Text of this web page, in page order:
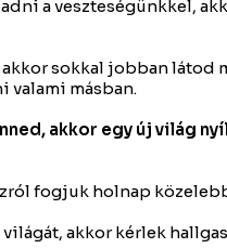
a veszteségünkkel,
sokkal jobban látod
valami másban.
akkor egy új világ
fogjuk holnap
akkor kérlek